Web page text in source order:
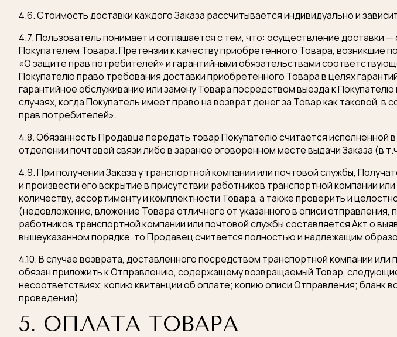
4.6. Стоимость доставки каждого Заказа рассчитывается индивидуально и
4.7. Пользователь понимает и соглашается с тем, что: осуществление
Покупателем Товара. Претензии к качеству приобретенного Товара, возникшие
«О защите прав потребителей» и гарантийными обязательствами
Покупателю право требования доставки приобретенного Товара в целях
гарантийное обслуживание или замену Товара посредством выезда к
случаях, когда Покупатель имеет право на возврат денег за Товар как таковой,
прав потребителей».
4.8. Обязанность Продавца передать товар Покупателю считается
отделении почтовой связи либо в заранее оговоренном месте выдачи Заказа (в
4.9. При получении Заказа у транспортной компании или почтовой службы,
и произвести его вскрытие в присутствии работников транспортной компании
количеству, ассортименту и комплектности Товара, а также проверить и
(недовложение, вложение Товара отличного от указанного в описи
работников транспортной компании или почтовой службы составляется Акт о
вышеуказанном порядке, то Продавец считается полностью и надлежащим
4.10. В случае возврата, доставленного посредством транспортной компании
обязан приложить к Отправлению, содержащему возвращаемый Товар,
несоответствиях; копию квитанции об оплате; копию описи Отправления;
проведения).
5. ОПЛАТА ТОВАРА